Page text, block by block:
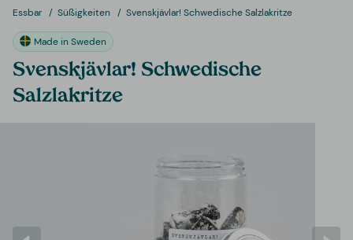
Essbar Süßigkeiten Svenskjävlar! Schwedische Salzlakritze
Made in Sweden
Svenskjävlar! Schwedische
Salzlakritze